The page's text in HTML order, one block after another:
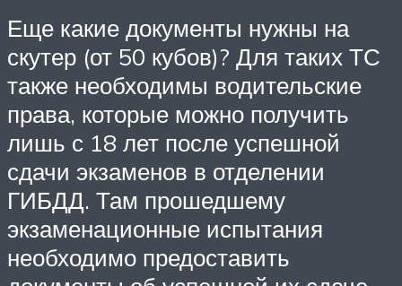
Еще какие документы нужны на
скутер (от 50 кубов)? Для таких ТС
также необходимы водительские
права, которые можно получить
лишь с 18 лет после успешной
сдачи экзаменов в отделении
ГИБДД. Там прошедшему
экзаменационные испытания
необходимо предоставить